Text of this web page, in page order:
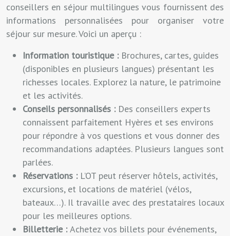
conseillers en séjour multilingues vous fournissent des
informations personnalisées pour organiser votre
séjour sur mesure. Voici un aperçu :
Information touristique : Brochures, cartes, guides
(disponibles en plusieurs langues) présentant les
richesses locales. Explorez la nature, le patrimoine
et les activités.
Conseils personnalisés : Des conseillers experts
connaissent parfaitement Hyères et ses environs
pour répondre à vos questions et vous donner des
recommandations adaptées. Plusieurs langues sont
parlées.
Réservations : L’OT peut réserver hôtels, activités,
excursions, et locations de matériel (vélos,
bateaux…). Il travaille avec des prestataires locaux
pour les meilleures options.
Billetterie :Achetez vos billets pour événements,